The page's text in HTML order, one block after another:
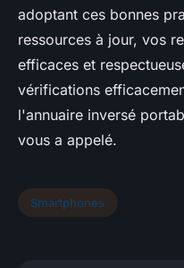
adoptant ces bonnes
ressources à jour, vos
efficaces et
vérifications
l'annuaire inversé
vous a appelé.
Smartphones